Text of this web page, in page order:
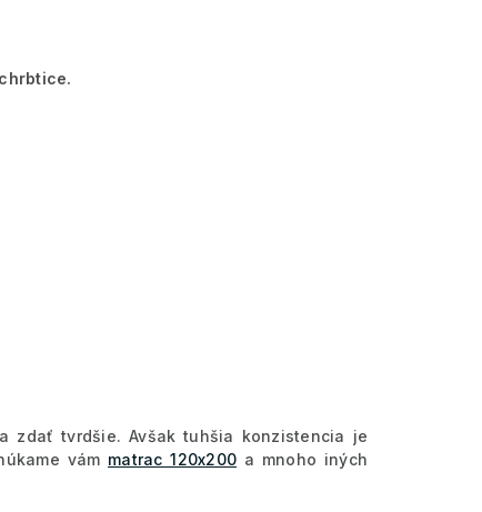
zdať tvrdšie. Avšak tuhšia konzistencia je
vám matrac 120x200 a mnoho iných